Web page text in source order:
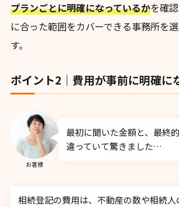
プランごとに明確になっているかを確
に合った範囲をカバーできる事務所を
す。
ポイント2｜費用が事前に明確に
最初に聞いた金額と、最終
違っていて驚きました…
お客様
相続登記の費用は、不動産の数や相続人